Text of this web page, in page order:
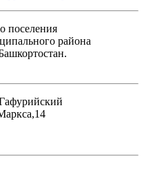
поселения
района